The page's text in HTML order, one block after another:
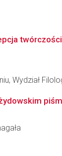
Wydział